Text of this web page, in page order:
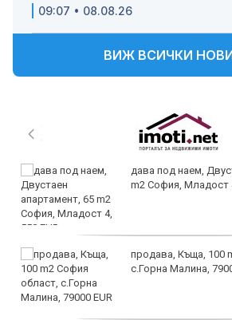
09:07 • 08.08.26
ВИЖ ВСИЧКИ
дава под наем,
m2 София, Младост
продава, Къща, 100
с.Горна Малина,